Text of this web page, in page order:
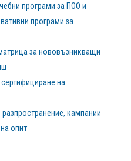
програми за ПОО и
програми за
за нововъзникващи
на
кампании
опит